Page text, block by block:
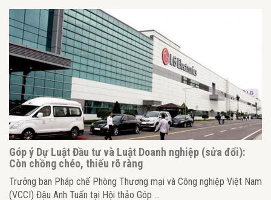
Góp ý Dự Luật Đầu tư và Luật Doanh nghiệp (sửa đổi):
Còn chồng chéo, thiếu rõ ràng
Trưởng ban Pháp chế Phòng Thương mại và Công nghiệp Việt Nam
(VCCI) Đậu Anh Tuấn tại Hội thảo Góp ...